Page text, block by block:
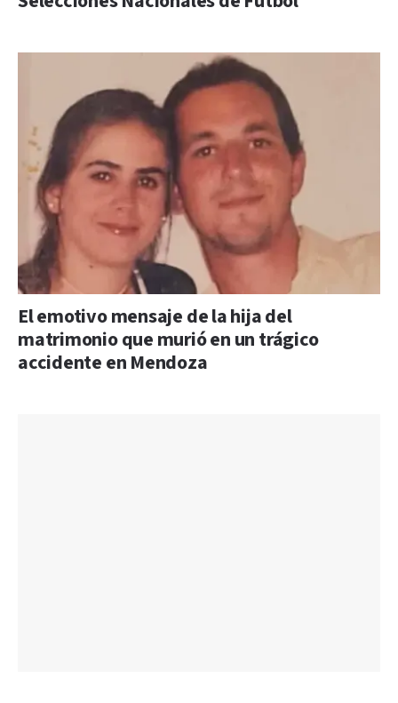
El emotivo mensaje de la hija del
matrimonio que murió en un trágico
accidente en Mendoza